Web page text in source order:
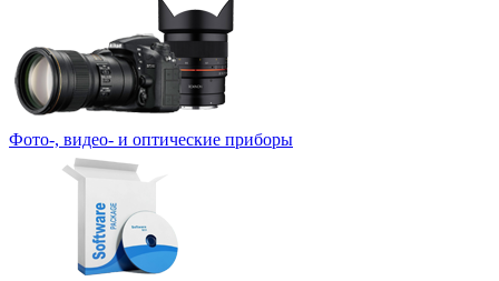
Фото-, видео- и оптические приборы